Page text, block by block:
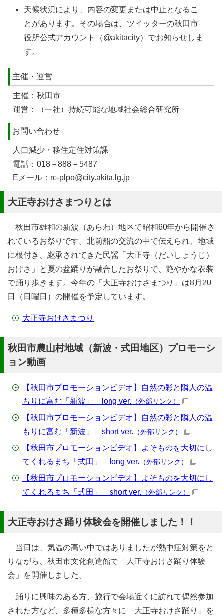
天候状況により、内容の変更または中止となるこ
とがあります。その場合は、ツイッターの秋田市
役所公式アカウント（@akitacity）でお知らせしま
す。
主催・運営
主催：秋田市
運営：（一社）持続可能な地域社会総合研究所
お問い合わせ
人口減少・移住定住対策課
電話：018－888－5487
Eメール：ro-plpo@city.akita.lg.jp
大正寺おけさまつりとは
秋田市雄和の新波（あらわ）地区で昭和60年から開催さ
れているお祭りです。北前船の交流の中で伝えられ、地域
に根付き、継承されてきた民謡「大正寺（だいしょうじ）
おけさ」と夏の盆踊りが融合したお祭りで、艶やかな衣装
で踊り歩きます。今年の「大正寺おけさまつり」は8月20
日（日曜日）の開催を予定しています。
大正寺おけさまつり
秋田市農山村地域（新波・式田地区）プロモーシ
ョン動画
【秋田市プロモーションビデオ】自然の彩と隣人の温
もりに富む「新波」 long ver. （外部リンク）
【秋田市プロモーションビデオ】自然の彩と隣人の温
もりに富む「新波」 short ver. （外部リンク）
【秋田市プロモーションビデオ】よそものを大切にし
てくれるまち「式田」 long ver. （外部リンク）
【秋田市プロモーションビデオ】よそものを大切にし
てくれるまち「式田」 short ver. （外部リンク）
大正寺おけさ踊り体験会を開催しました！！
当日は、気温の高い中ではありましたが熱中症対策をと
りながら、秋田市文化創造館で「大正寺おけさ踊り体験
会」を開催しました。
踊りに興味のある方、旅行で会場近くに訪れて偶然参加
された方など、多種多様な方々に「大正寺おけさ踊り」を